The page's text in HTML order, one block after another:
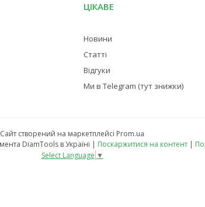
ЦІКАВЕ
Новини
Статті
Відгуки
Ми в Telegram (тут знижки)
Сайт створений на маркетплейсі Prom.ua
Магазин професійного алмазного інструмента DiamTools в Україні | Поскаржитися на контент |
Select Language ▼